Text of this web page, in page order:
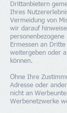
Drittanbietern
Ihres
Vermeidung von
wir darauf
Ermessen an
weitergeben oder
können.
Ohne Ihre
Adresse oder
nicht an
Werbenetzwerke